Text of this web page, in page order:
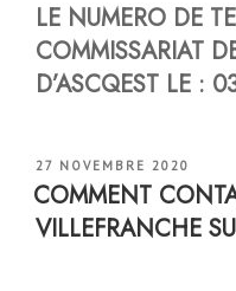
LE NUMERO DE
COMMISSARIAT
D’ASCQEST LE :
PUBLIÉ
LE
27 NOVEMBRE 2020
COMMENT
VILLEFRANCHE